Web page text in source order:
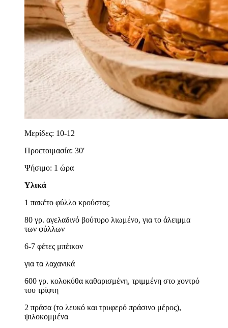
Μερίδες: 10-12
Προετοιμασία: 30′
Ψήσιμο: 1 ώρα
Υλικά
1 πακέτο φύλλο κρούστας
80 γρ. αγελαδινό βούτυρο λιωμένο, για το άλειμμα
των φύλλων
6-7 φέτες μπέικον
για τα λαχανικά
600 γρ. κολοκύθα καθαρισμένη, τριμμένη στο χοντρό
του τρίφτη
2 πράσα (το λευκό και τρυφερό πράσινο μέρος),
ψιλοκομμένα